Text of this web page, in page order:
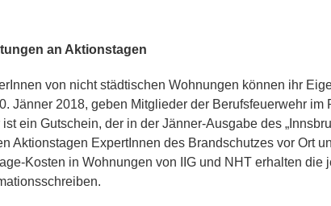
an Aktionstagen
von nicht städtischen Wohnungen können ihr
Jänner 2018, geben Mitglieder der Berufsfeuerwehr
ist ein Gutschein, der in der Jänner-Ausgabe des
Aktionstagen ExpertInnen des Brandschutzes vor Ort
Kosten in Wohnungen von IIG und NHT erhalten